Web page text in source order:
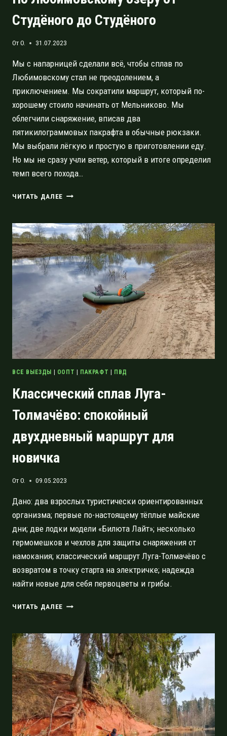
Студёного до Студёного
ОтO. 31.07.2023
Мы с напарницей сделали всё, чтобы сплав по
Любимовскому стал не преодолением, а
приключением. Мы сократили маршрут, который по-
хорошему стоило начинать от Мельниково. Мы
облегчили снаряжение, вписав два
пятикилограммовых пакрафта в обычные рюкзаки.
Мы выбрали лёгкую и простую в приготовлении еду.
Но мы не сразу учли ветер, который в итоге определил
темп всего похода…
ЧИТАТЬ ДАЛЕЕ ПО
ОТ
СТУДЁНОГО
ДО
СТУДЁНОГО
ВСЕ ВЫЕЗДЫ ООПТ ПАКРАФТ ПВД
Классический сплав Луга-
Толмачёво: спокойный
двухдневный маршрут для
новичка
ОтO. 09.05.2023
Дано: два взрослых туристически ориентированных
организма; первые по-настоящему тёплые майские
дни; две лодки модели «Билюта Лайт»; несколько
гермомешков и чехлов для защиты снаряжения от
намокания; классический маршрут Луга-Толмачёво с
возвратом в точку старта на электричке; надежда
найти новые для себя первоцветы и грибы.
ЧИТАТЬ ДАЛЕЕ КЛАССИЧЕСКИЙ
ТОЛМАЧЁВО:
СПОКОЙНЫЙ
ДВУХДНЕВНЫЙ
МАРШРУТ
ДЛЯ
НОВИЧКА